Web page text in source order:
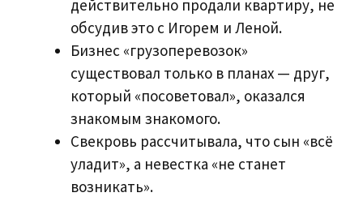
действительно продали квартиру, не
обсудив это с Игорем и Леной.
Бизнес «грузоперевозок»
существовал только в планах — друг,
который «посоветовал», оказался
знакомым знакомого.
Свекровь рассчитывала, что сын «всё
уладит», а невестка «не станет
возникать».